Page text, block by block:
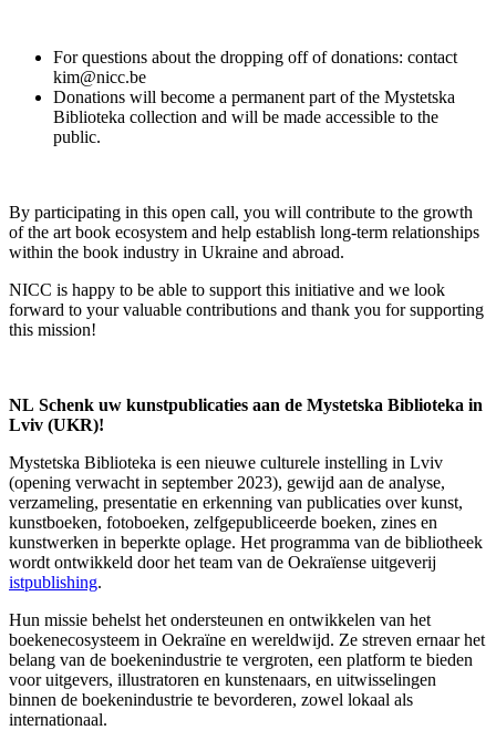
For questions about the dropping off of donations: contact
kim@nicc.be
Donations will become a permanent part of the Mystetska
Biblioteka collection and will be made accessible to the
public.
By participating in this open call, you will contribute to the growth
of the art book ecosystem and help establish long-term relationships
within the book industry in Ukraine and abroad.
NICC is happy to be able to support this initiative and we look
forward to your valuable contributions and thank you for supporting
this mission!
NL Schenk uw kunstpublicaties aan de Mystetska Biblioteka in
Lviv (UKR)!
Mystetska Biblioteka is een nieuwe culturele instelling in Lviv
(opening verwacht in september 2023), gewijd aan de analyse,
verzameling, presentatie en erkenning van publicaties over kunst,
kunstboeken, fotoboeken, zelfgepubliceerde boeken, zines en
kunstwerken in beperkte oplage. Het programma van de bibliotheek
wordt ontwikkeld door het team van de Oekraïense uitgeverij
istpublishing.
Hun missie behelst het ondersteunen en ontwikkelen van het
boekenecosysteem in Oekraïne en wereldwijd. Ze streven ernaar het
belang van de boekenindustrie te vergroten, een platform te bieden
voor uitgevers, illustratoren en kunstenaars, en uitwisselingen
binnen de boekenindustrie te bevorderen, zowel lokaal als
internationaal.